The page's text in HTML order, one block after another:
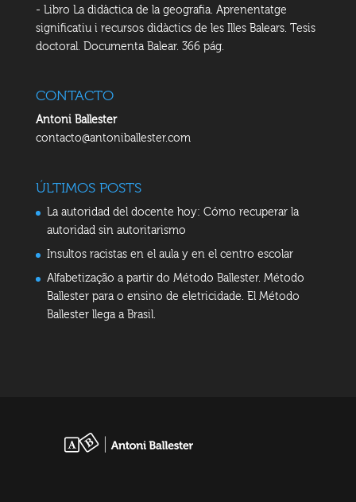
- Libro La didàctica de la geografia. Aprenentatge
significatiu i recursos didàctics de les Illes Balears. Tesis
doctoral. Documenta Balear. 366 pág.
CONTACTO
Antoni Ballester
contacto@antoniballester.com
ÚLTIMOS POSTS
La autoridad del docente hoy: Cómo recuperar la
autoridad sin autoritarismo
Insultos racistas en el aula y en el centro escolar
Alfabetização a partir do Método Ballester. Método
Ballester para o ensino de eletricidade. El Método
Ballester llega a Brasil.